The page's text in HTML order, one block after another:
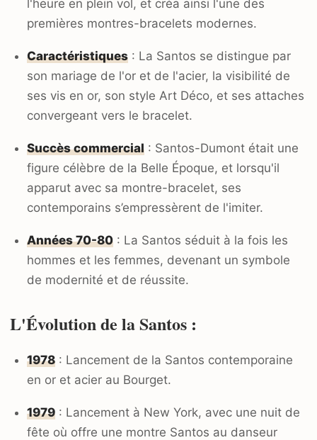
l'heure en plein vol, et créa ainsi l'une des
premières montres-bracelets modernes.
Caractéristiques : La Santos se distingue par
son mariage de l'or et de l'acier, la visibilité de
ses vis en or, son style Art Déco, et ses attaches
convergeant vers le bracelet.
Succès commercial : Santos-Dumont était une
figure célèbre de la Belle Époque, et lorsqu'il
apparut avec sa montre-bracelet, ses
contemporains s’empressèrent de l'imiter.
Années 70-80 : La Santos séduit à la fois les
hommes et les femmes, devenant un symbole
de modernité et de réussite.
L'Évolution de la Santos :
1978 : Lancement de la Santos contemporaine
en or et acier au Bourget.
1979 : Lancement à New York, avec une nuit de
fête où offre une montre Santos au danseur